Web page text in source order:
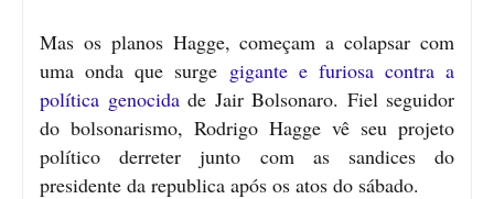
Mas os planos Hagge, começam a colapsar com
uma onda que surge gigante e furiosa contra a
política genocidade Jair Bolsonaro. Fiel seguidor
do bolsonarismo, Rodrigo Hagge vê seu projeto
político derreter junto com as sandices do
presidente da republica após os atos do sábado.